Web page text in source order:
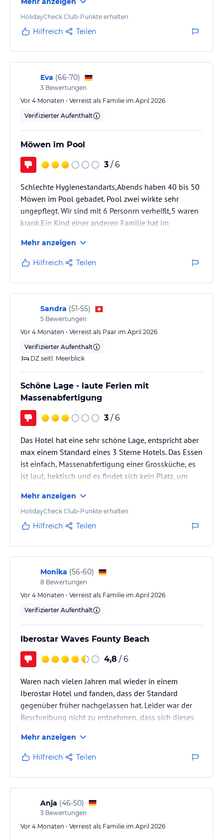
bis zu sechs Endgeräten nutzen.
Allgemeine und unverbindliche
Hoteliers-/Veranstalter-/Kataloginformationen. Alle Angaben
jeweiligen Veranstalters.
HolidayCheck Club-Punkte erhalten
Hilfreich Teilen
Eva (66-70)
3 Bewertungen
Vor 4 Monaten • Verreist als Familie im April 2026
Verifizierter Aufenthalt
Möwen im Pool
3 / 6
Schlechte Hygienestandarts,Abends haben 40 bis 50
Möwen im Pool gebadet. Pool zwei wirkte sehr
ungepflegt. Wir sind mit 6 Personrn verheißt,5 waren
krank.Ein Kind einer anderen Familie hat im
spärlich,nach mehrmaliger Aufforderung.Unser
Zimmermädchen war spitze,Im anderen Flur
Mehr anzeigen
Hilfreich Teilen
Sandra (51-55)
5 Bewertungen
Vor 4 Monaten • Verreist als Paar im April 2026
Verifizierter Aufenthalt
DZ seitl. Meerblick
Schöne Lage - laute Ferien mit
Massenabfertigung
3 / 6
Das Hotel hat eine sehr schöne Lage, entspricht aber
max einem Standard eines 3 Sterne Hotels. Das Essen
ist einfach, Massenabfertigung einer Grossküche, es
ist laut, hektisch und es findet sich kein Platz, um
Mehr anzeigen
HolidayCheck Club-Punkte erhalten
Hilfreich Teilen
Monika (56-60)
8 Bewertungen
Vor 4 Monaten • Verreist als Familie im April 2026
Verifizierter Aufenthalt
Iberostar Waves Founty Beach
4,8 / 6
Waren nach vielen Jahren mal wieder in einem
Iberostar Hotel und fanden, dass der Standard
gegenüber früher nachgelassen hat. Leider war der
Beschreibung nicht zu entnehmen, dass sich dieses
überlaufen und auch sehr dreckig ist. Vielleicht auch
unser Fehler bei der Auswahl
Mehr anzeigen
Hilfreich Teilen
Anja (46-50)
3 Bewertungen
Vor 4 Monaten • Verreist als Familie im April 2026